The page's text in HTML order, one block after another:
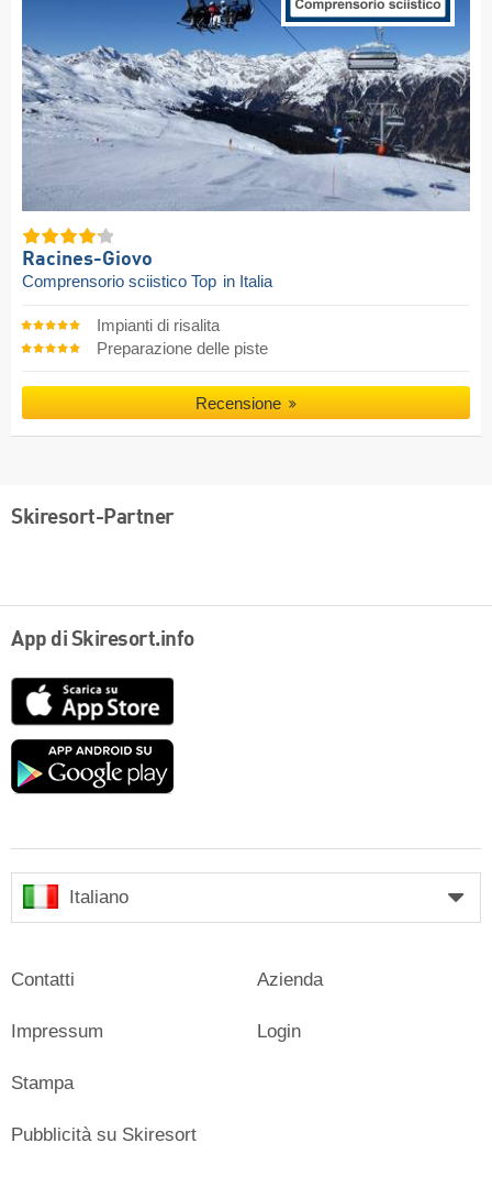
Racines-Giovo
Comprensorio sciistico Top in Italia
Impianti di risalita
Preparazione delle piste
Recensione
Skiresort-Partner
App di Skiresort.info
Google
Italiano
Contatti
Impressum
Stampa
Azienda
Login
Pubblicità su Skiresort